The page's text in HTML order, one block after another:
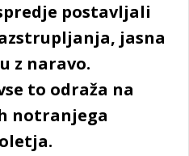
postavljali
jasna
z naravo.
to odraža na
notranjega